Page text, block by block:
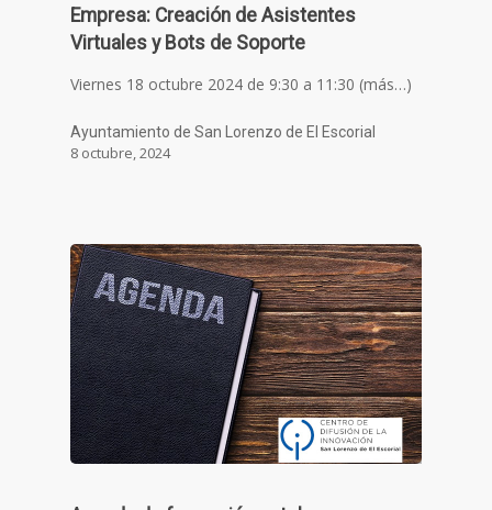
Empresa: Creación de Asistentes
Virtuales y Bots de Soporte
Viernes 18 octubre 2024 de 9:30 a 11:30 (más…)
Ayuntamiento de San Lorenzo de El Escorial
8 octubre, 2024